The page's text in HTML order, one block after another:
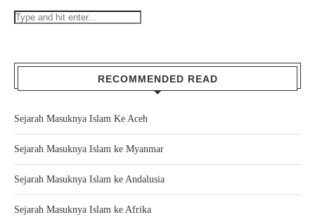
RECOMMENDED READ
Sejarah Masuknya Islam Ke Aceh
Sejarah Masuknya Islam ke Myanmar
Sejarah Masuknya Islam ke Andalusia
Sejarah Masuknya Islam ke Afrika